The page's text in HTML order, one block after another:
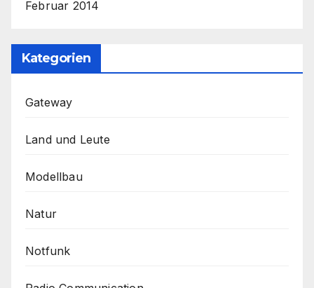
Februar 2014
Kategorien
Gateway
Land und Leute
Modellbau
Natur
Notfunk